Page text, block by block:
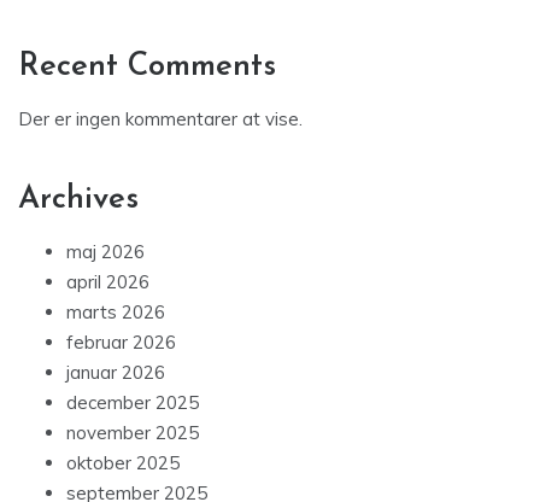
Recent Comments
Der er ingen kommentarer at vise.
Archives
maj 2026
april 2026
marts 2026
februar 2026
januar 2026
december 2025
november 2025
oktober 2025
september 2025